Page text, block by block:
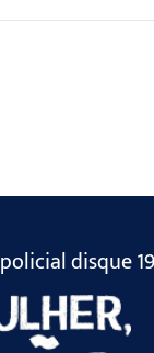
disque